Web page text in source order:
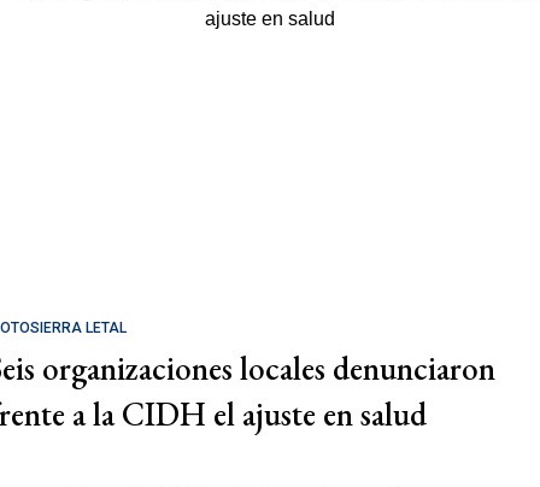
LETAL
organizaciones locales denunciaron
a la CIDH el ajuste en salud